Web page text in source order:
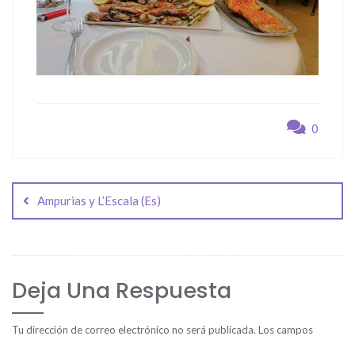
0
de
entradas
Ampurias y L’Escala (Es)
Deja Una Respuesta
Tu dirección de correo electrónico no será publicada. Los campos